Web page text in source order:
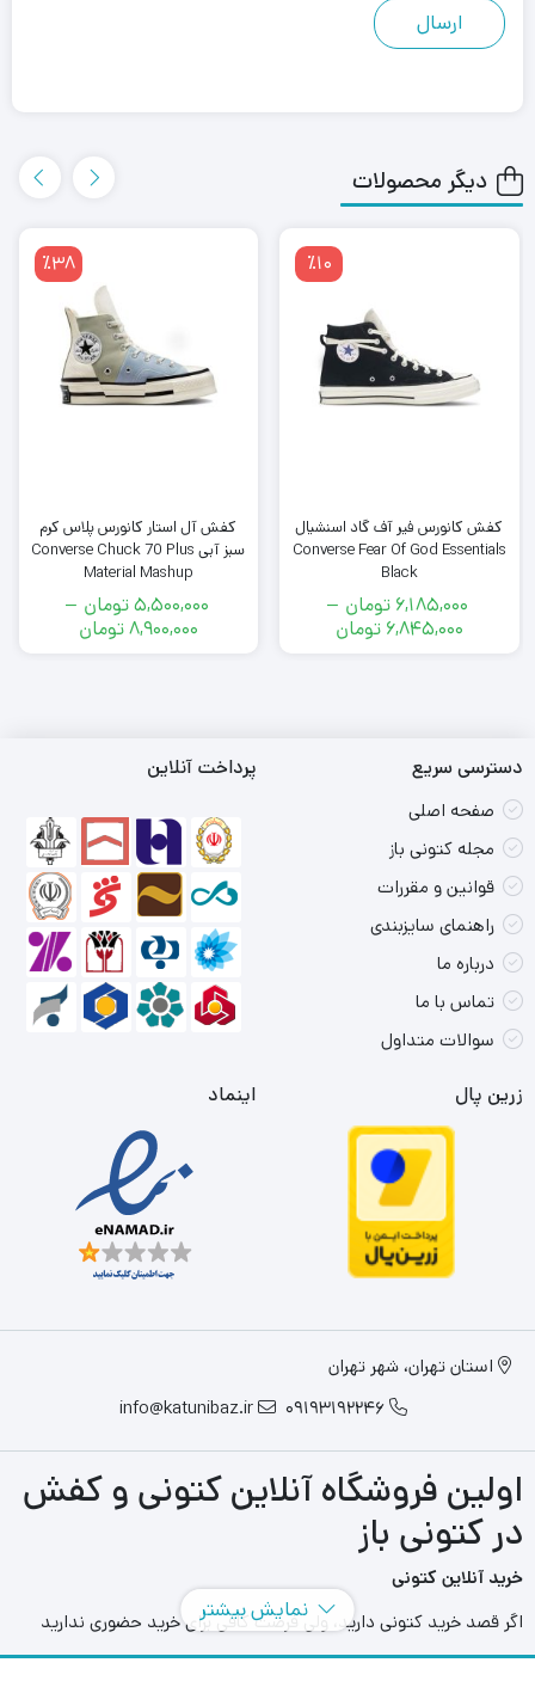
دیگر محصولات
٪10
کفش کانورس فیر آف گاد اسنشیال
Converse Fear Of God Essentials
Black
6,185,000 تومان –
6,845,000 تومان
٪38
کفش آل استار کانورس پلاس کرم
سبز آبی Converse Chuck 70 Plus
Material Mashup
5,500,000تومان –
8,900,000تومان
دسترسی سریع
صفحه اصلی
مجله کتونی باز
قوانین و مقررات
راهنمای سایزبندی
درباره ما
تماس با ما
سوالات متداول
پرداخت آنلاین
زرین پال اینماد
استان تهران، شهر تهران
09193192246
info@katunibaz.ir
اولین فروشگاه آنلاین کتونی و کفش
در کتونی باز
خرید آنلاین کتونی
اگر قصد خرید کتونی دارید، ولی فرصت کافی برای خرید حضوری ندارید
نمایش بیشتر